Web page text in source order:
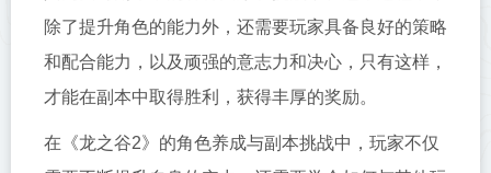
除了提升角色的能力外，还需要玩家具备良好的策略
和配合能力，以及顽强的意志力和决心，只有这样，
才能在副本中取得胜利，获得丰厚的奖励。
在《龙之谷2》的角色养成与副本挑战中，玩家不仅